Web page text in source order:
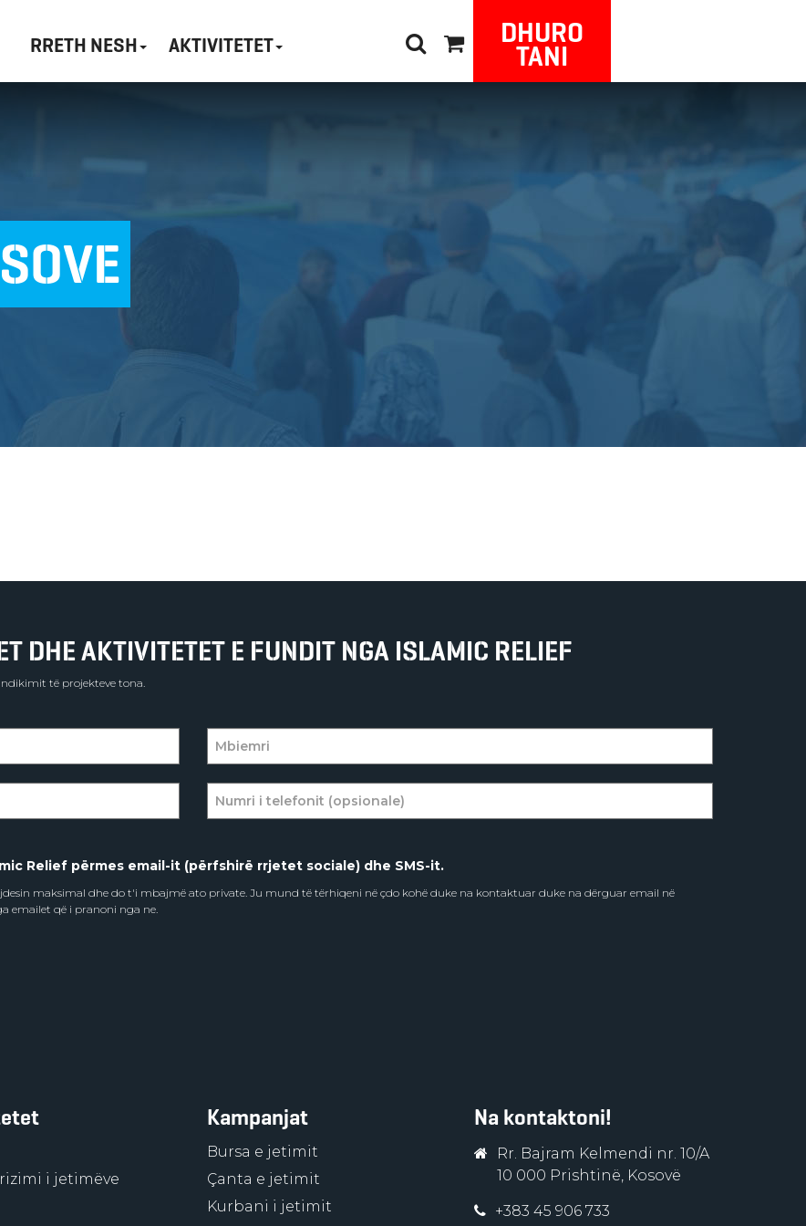
RRETH NESH AKTIVITETET DHURO
TANI
DHE AKTIVITETET E FUNDIT NGA ISLAMIC RELIEF
të projekteve tona.
Relief përmes email-it (përfshirë rrjetet sociale) dhe SMS-it.
maksimal dhe do t'i mbajmë ato private. Ju mund të tërhiqeni në çdo kohë duke na kontaktuar duke na dërguar email në
emailet që i pranoni nga ne.
i jetimëve
Kampanjat
Bursa e jetimit
Çanta e jetimit
Kurbani i jetimit
Na kontaktoni!
Rr. Bajram Kelmendi nr. 10/A
10 000 Prishtinë, Kosovë
+383 45 906 733